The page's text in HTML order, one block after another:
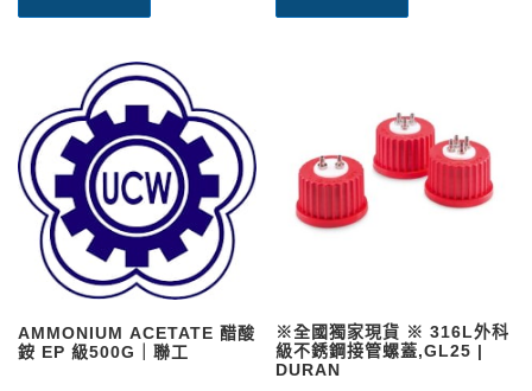
AMMONIUM ACETATE 醋酸
銨 EP 級500G｜聯工
※全國獨家現貨 ※ 316L外科
級不銹鋼接管螺蓋,GL25 |
DURAN